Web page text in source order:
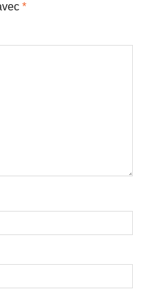
*